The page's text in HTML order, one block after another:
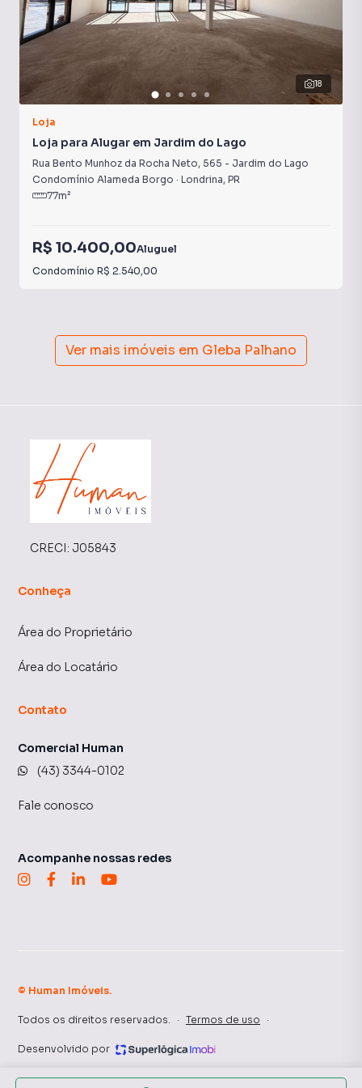
18
Loja
Loja para Alugar em Jardim do Lago
Rua Bento Munhoz da Rocha Neto, 565 - Jardim do Lago
Condomínio Alameda Borgo · Londrina, PR
77m²
R$ 10.400,00Aluguel
Condomínio R$ 2.540,00
Ver mais imóveis em Gleba Palhano
CRECI: J05843
Conheça
Área do Proprietário
Área do Locatário
Contato
Comercial Human
(43) 3344-0102
Fale conosco
Acompanhe nossas redes
© Human Imóveis.
Todos os direitos reservados. · Termos de uso ·
Desenvolvido por